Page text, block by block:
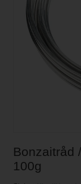
Bonzaitråd
100g